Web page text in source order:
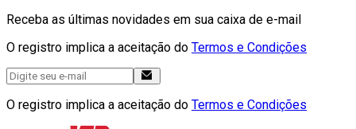
Receba as últimas novidades em sua caixa de e-mail
O registro implica a aceitação do Termos e Condições
O registro implica a aceitação do Termos e Condições